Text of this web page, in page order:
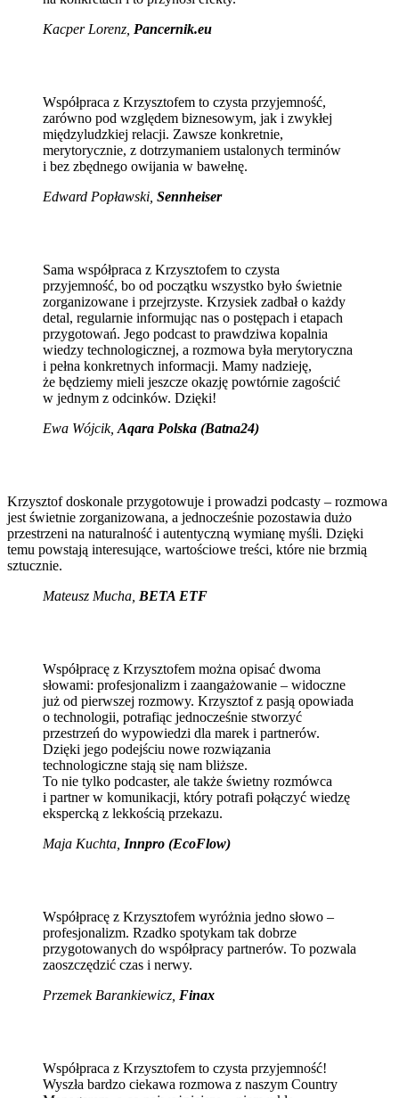
Kacper Lorenz, Pancernik.eu
Współpraca z Krzysztofem to czysta przyjemność,
zarówno pod względem biznesowym, jak i zwykłej
międzyludzkiej relacji. Zawsze konkretnie,
merytorycznie, z dotrzymaniem ustalonych terminów
i bez zbędnego owijania w bawełnę.
Edward Popławski, Sennheiser
Sama współpraca z Krzysztofem to czysta
przyjemność, bo od początku wszystko było świetnie
zorganizowane i przejrzyste. Krzysiek zadbał o każdy
detal, regularnie informując nas o postępach i etapach
przygotowań. Jego podcast to prawdziwa kopalnia
wiedzy technologicznej, a rozmowa była merytoryczna
i pełna konkretnych informacji. Mamy nadzieję,
że będziemy mieli jeszcze okazję powtórnie zagościć
w jednym z odcinków. Dzięki!
Ewa Wójcik, Aqara Polska (Batna24)
Krzysztof doskonale przygotowuje i prowadzi podcasty – rozmowa
jest świetnie zorganizowana, a jednocześnie pozostawia dużo
przestrzeni na naturalność i autentyczną wymianę myśli. Dzięki
temu powstają interesujące, wartościowe treści, które nie brzmią
sztucznie.
Mateusz Mucha BETA ETF
Współpracę z Krzysztofem można opisać dwoma
słowami: profesjonalizm i zaangażowanie – widoczne
już od pierwszej rozmowy. Krzysztof z pasją opowiada
o technologii, potrafiąc jednocześnie stworzyć
przestrzeń do wypowiedzi dla marek i partnerów.
Dzięki jego podejściu nowe rozwiązania
technologiczne stają się nam bliższe.
To nie tylko podcaster, ale także świetny rozmówca
i partner w komunikacji, który potrafi połączyć wiedzę
ekspercką z lekkością przekazu.
Maja Kuchta Innpro (EcoFlow)
Współpracę z Krzysztofem wyróżnia jedno słowo –
profesjonalizm. Rzadko spotykam tak dobrze
przygotowanych do współpracy partnerów. To pozwala
zaoszczędzić czas i nerwy.
Przemek Barankiewicz, Finax
Współpraca z Krzysztofem to czysta przyjemność!
Wyszła bardzo ciekawa rozmowa z naszym Country